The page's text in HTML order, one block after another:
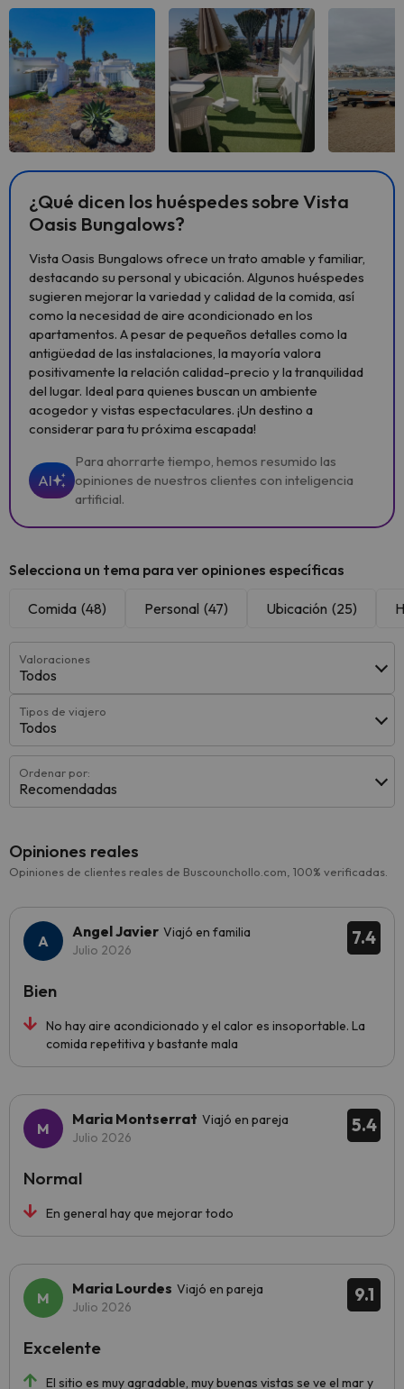
¿Qué dicen los huéspedes sobre Vista
Oasis Bungalows?
Vista Oasis Bungalows ofrece un trato amable y familiar,
destacando su personal y ubicación. Algunos huéspedes
sugieren mejorar la variedad y calidad de la comida, así
como la necesidad de aire acondicionado en los
apartamentos. A pesar de pequeños detalles como la
antigüedad de las instalaciones, la mayoría valora
positivamente la relación calidad-precio y la tranquilidad
del lugar. Ideal para quienes buscan un ambiente
acogedor y vistas espectaculares. ¡Un destino a
considerar para tu próxima escapada!
AI
Para ahorrarte tiempo, hemos resumido las
opiniones de nuestros clientes con inteligencia
artificial.
Selecciona un tema para ver opiniones específicas
Comida (48) Personal (47) Ubicación (25)
Valoraciones
Todos
Tipos de viajero
Todos
Ordenar por:
Recomendadas
Opiniones reales
Opiniones de clientes reales de Buscounchollo.com, 100% verificadas.
7.4
Angel Javier Viajó en familia
Julio 2026
No hay aire acondicionado y el calor es insoportable. La
comida repetitiva y bastante mala
Bien
5.4
Maria Montserrat Viajó en pareja
Julio 2026
En general hay que mejorar todo
Normal
9.1
Maria Lourdes Viajó en pareja
Julio 2026
El sitio es muy agradable, muy buenas vistas se ve el mar y
Excelente